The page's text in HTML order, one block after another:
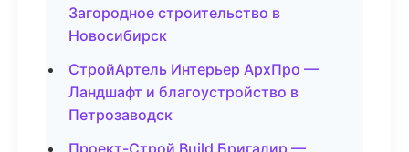
Загородное строительство в
Новосибирск
СтройАртель Интерьер АрхПро —
Ландшафт и благоустройство в
Петрозаводск
Проект-Строй Build Бригадир —